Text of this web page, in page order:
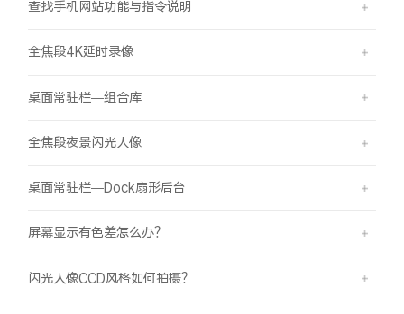
查找手机网站功能与指令说明
全焦段4K延时录像
桌面常驻栏—组合库
全焦段夜景闪光人像
桌面常驻栏—Dock扇形后台
屏幕显示有色差怎么办？
闪光人像CCD风格如何拍摄？